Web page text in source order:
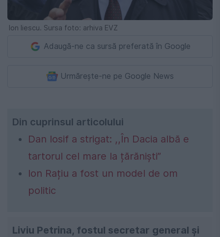
Ion Iiescu. Sursa foto: arhiva EVZ
Adaugă-ne ca sursă preferată în Google
Urmărește-ne pe Google News
Din cuprinsul articolului
Dan Iosif a strigat: ,,În Dacia albă e
tartorul cel mare la țărăniști”
Ion Rațiu a fost un model de om
politic
Liviu Petrina, fostul secretar general și